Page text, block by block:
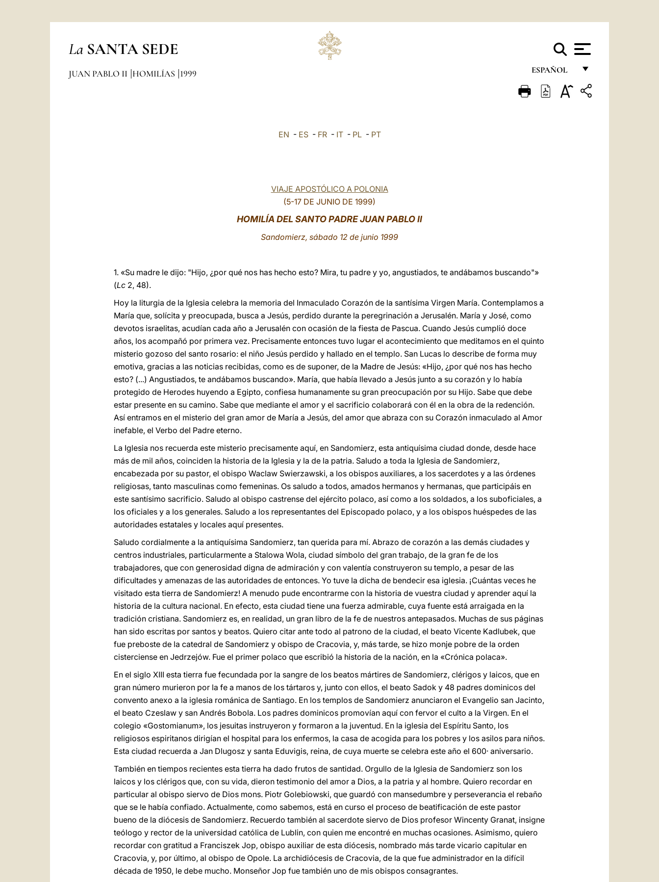
La SANTA SEDE
ESPAÑOL
FRANÇAIS
JUAN PABLO II HOMILÍAS 1999
EN - ES- FR- IT- PL- PT
VIAJE APOSTÓLICO A POLONIA
(5-17 DE JUNIO DE 1999)
HOMILÍA DEL SANTO PADRE JUAN PABLO II
Sandomierz, sábado 12 de junio 1999
1. «Su madre le dijo: "Hijo, ¿por qué nos has hecho esto? Mira, tu padre y yo, angustiados, te andábamos buscando"»
(Lc 2, 48).
Hoy la liturgia de la Iglesia celebra la memoria del Inmaculado Corazón de la santísima Virgen María. Contemplamos a
María que, solícita y preocupada, busca a Jesús, perdido durante la peregrinación a Jerusalén. María y José, como
devotos israelitas, acudían cada año a Jerusalén con ocasión de la fiesta de Pascua. Cuando Jesús cumplió doce
años, los acompañó por primera vez. Precisamente entonces tuvo lugar el acontecimiento que meditamos en el quinto
misterio gozoso del santo rosario: el niño Jesús perdido y hallado en el templo. San Lucas lo describe de forma muy
emotiva, gracias a las noticias recibidas, como es de suponer, de la Madre de Jesús: «Hijo, ¿por qué nos has hecho
esto? (...) Angustiados, te andábamos buscando». María, que había llevado a Jesús junto a su corazón y lo había
protegido de Herodes huyendo a Egipto, confiesa humanamente su gran preocupación por su Hijo. Sabe que debe
estar presente en su camino. Sabe que mediante el amor y el sacrificio colaborará con él en la obra de la redención.
Así entramos en el misterio del gran amor de María a Jesús, del amor que abraza con su Corazón inmaculado al Amor
inefable, el Verbo del Padre eterno.
La Iglesia nos recuerda este misterio precisamente aquí, en Sandomierz, esta antiquísima ciudad donde, desde hace
más de mil años, coinciden la historia de la Iglesia y la de la patria. Saludo a toda la Iglesia de Sandomierz,
encabezada por su pastor, el obispo Waclaw Swierzawski, a los obispos auxiliares, a los sacerdotes y a las órdenes
religiosas, tanto masculinas como femeninas. Os saludo a todos, amados hermanos y hermanas, que participáis en
este santísimo sacrificio. Saludo al obispo castrense del ejército polaco, así como a los soldados, a los suboficiales, a
los oficiales y a los generales. Saludo a los representantes del Episcopado polaco, y a los obispos huéspedes de las
autoridades estatales y locales aquí presentes.
Saludo cordialmente a la antiquísima Sandomierz, tan querida para mí. Abrazo de corazón a las demás ciudades y
centros industriales, particularmente a Stalowa Wola, ciudad símbolo del gran trabajo, de la gran fe de los
trabajadores, que con generosidad digna de admiración y con valentía construyeron su templo, a pesar de las
dificultades y amenazas de las autoridades de entonces. Yo tuve la dicha de bendecir esa iglesia. ¡Cuántas veces he
visitado esta tierra de Sandomierz! A menudo pude encontrarme con la historia de vuestra ciudad y aprender aquí la
historia de la cultura nacional. En efecto, esta ciudad tiene una fuerza admirable, cuya fuente está arraigada en la
tradición cristiana. Sandomierz es, en realidad, un gran libro de la fe de nuestros antepasados. Muchas de sus páginas
han sido escritas por santos y beatos. Quiero citar ante todo al patrono de la ciudad, el beato Vicente Kadlubek, que
fue preboste de la catedral de Sandomierz y obispo de Cracovia, y, más tarde, se hizo monje pobre de la orden
cisterciense en Jedrzejów. Fue el primer polaco que escribió la historia de la nación, en la «Crónica polaca».
En el siglo XIII esta tierra fue fecundada por la sangre de los beatos mártires de Sandomierz, clérigos y laicos, que en
gran número murieron por la fe a manos de los tártaros y, junto con ellos, el beato Sadok y 48 padres dominicos del
convento anexo a la iglesia románica de Santiago. En los templos de Sandomierz anunciaron el Evangelio san Jacinto,
el beato Czeslaw y san Andrés Bobola. Los padres dominicos promovían aquí con fervor el culto a la Virgen. En el
colegio «Gostomianum», los jesuitas instruyeron y formaron a la juventud. En la iglesia del Espíritu Santo, los
religiosos espiritanos dirigían el hospital para los enfermos, la casa de acogida para los pobres y los asilos para niños.
Esta ciudad recuerda a Jan Dlugosz y santa Eduvigis, reina, de cuya muerte se celebra este año el 600· aniversario.
También en tiempos recientes esta tierra ha dado frutos de santidad. Orgullo de la Iglesia de Sandomierz son los
laicos y los clérigos que, con su vida, dieron testimonio del amor a Dios, a la patria y al hombre. Quiero recordar en
particular al obispo siervo de Dios mons. Piotr Golebiowski, que guardó con mansedumbre y perseverancia el rebaño
que se le había confiado. Actualmente, como sabemos, está en curso el proceso de beatificación de este pastor
bueno de la diócesis de Sandomierz. Recuerdo también al sacerdote siervo de Dios profesor Wincenty Granat, insigne
teólogo y rector de la universidad católica de Lublin, con quien me encontré en muchas ocasiones. Asimismo, quiero
recordar con gratitud a Franciszek Jop, obispo auxiliar de esta diócesis, nombrado más tarde vicario capitular en
Cracovia, y, por último, al obispo de Opole. La archidiócesis de Cracovia, de la que fue administrador en la difícil
década de 1950, le debe mucho. Monseñor Jop fue también uno de mis obispos consagrantes.